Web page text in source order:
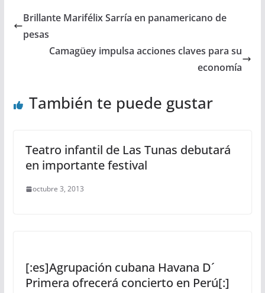
Brillante Marifélix Sarría en panamericano de
pesas
Camagüey impulsa acciones claves para su
economía
También te puede gustar
Teatro infantil de Las Tunas debutará
en importante festival
octubre 3, 2013
[:es]Agrupación cubana Havana D´
Primera ofrecerá concierto en Perú[:]